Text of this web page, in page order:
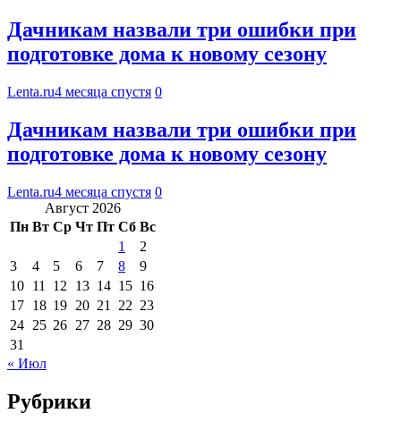
Дачникам назвали три ошибки при
подготовке дома к новому сезону
Lenta.ru4 месяца спустя 0
Дачникам назвали три ошибки при
подготовке дома к новому сезону
Lenta.ru4 месяца спустя 0
Август 2026
Пн Вт Ср Чт Пт Сб Вс
1
2
3
4 5 6 7 8
9
10 11 12 13 14 15 16
17 18 19 20 21 22 23
24 25 26 27 28 29 30
31
« Июл
Рубрики